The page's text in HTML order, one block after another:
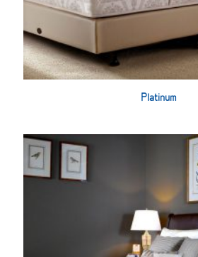
Platinum